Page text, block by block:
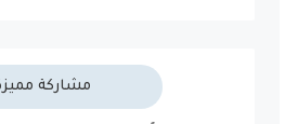
مشاركة